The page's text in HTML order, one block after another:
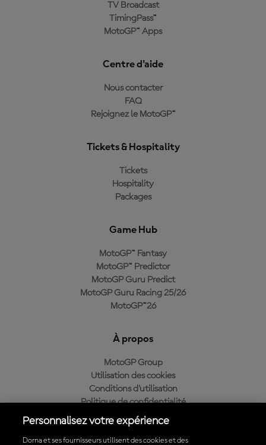
TV Broadcast
TimingPass™
MotoGP™ Apps
Centre d'aide
Nous contacter
FAQ
Rejoignez le MotoGP™
Tickets & Hospitality
Tickets
Hospitality
Packages
Game Hub
MotoGP™ Fantasy
MotoGP™ Predictor
MotoGP Guru Predict
MotoGP Guru Racing 25/26
MotoGP™26
À propos
MotoGP Group
Utilisation des cookies
Conditions d'utilisation
Politique de confidentialité
Politique d’achat
Personnalisez votre expérience
Dorna et ses fournisseurs utilisent des cookies et des